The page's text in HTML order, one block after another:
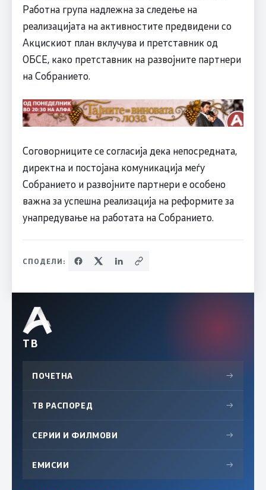
Работна група надлежна за следење на
реализацијата на активностите предвидени со
Акцискиот план вклучува и претставник од
ОБСЕ, како претставник на развојните партнери
на Собранието.
Соговорниците се согласија дека непосредната,
директна и постојана комуникација меѓу
Собранието и развојните партнери е особено
важна за успешна реализација на реформите за
унапредување на работата на Собранието.
СПОДЕЛИ:
ТВ
ПОЧЕТНА →
ТВ РАСПОРЕД →
СЕРИИ И ФИЛМОВИ →
ЕМИСИИ →